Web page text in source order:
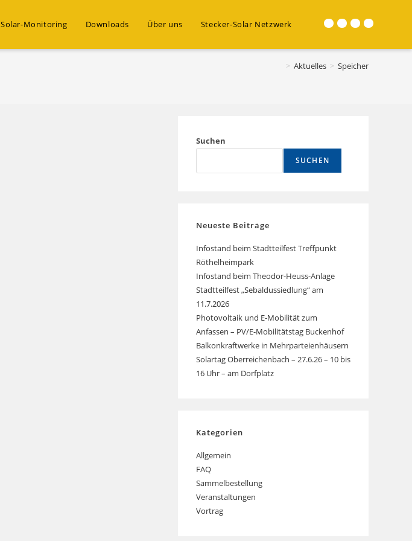
Solar-Monitoring Downloads Über uns Stecker-Solar Netzwerk Website-
Suche
> Aktuelles > Speicher
Suchen
SUCHEN
Neueste Beiträge
Infostand beim Stadtteilfest Treffpunkt
Röthelheimpark
Infostand beim Theodor-Heuss-Anlage
Stadtteilfest „Sebaldussiedlung“ am
11.7.2026
Photovoltaik und E-Mobilität zum
Anfassen – PV/E-Mobilitätstag Buckenhof
Balkonkraftwerke in Mehrparteienhäusern
Solartag Oberreichenbach – 27.6.26 – 10 bis
16 Uhr – am Dorfplatz
Kategorien
Allgemein
FAQ
Sammelbestellung
Veranstaltungen
Vortrag